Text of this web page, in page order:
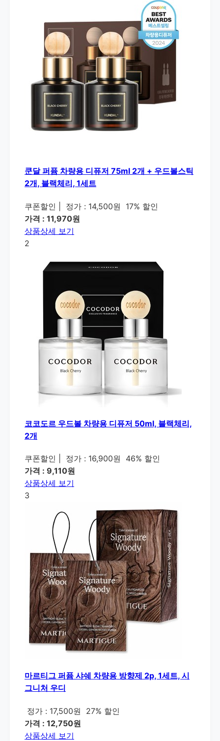
쿤달 퍼퓸 차량용 디퓨저 75ml 2개 + 우드볼스틱
2개, 블랙체리, 1세트
쿠폰할인 정가 : 14,500원
17% 할인
가격 : 11,970원
상품상세 보기
2
코코도르 우드볼 차량용 디퓨저 50ml, 블랙체리,
2개
쿠폰할인 정가 : 16,900원
46% 할인
가격 : 9,110원
상품상세 보기
3
마르티그 퍼퓸 샤쉐 차량용 방향제 2p, 1세트, 시
그니처 우디
정가 : 17,500원
27% 할인
가격 : 12,750원
상품상세 보기